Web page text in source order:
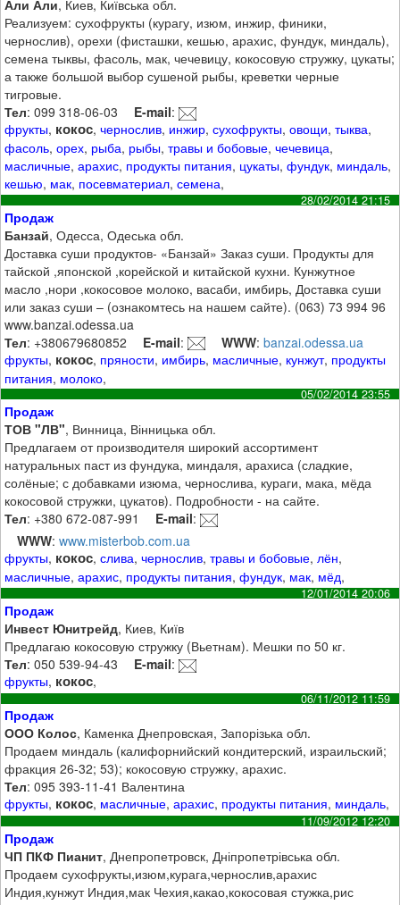
Али Али, Киев, Київська обл.
Реализуем: сухофрукты (курагу, изюм, инжир, финики,
чернослив), орехи (фисташки, кешью, арахис, фундук, миндаль),
семена тыквы, фасоль, мак, чечевицу, кокосовую стружку, цукаты;
а также большой выбор сушеной рыбы, креветки черные
тигровые.
Тел: 099 318-06-03 E-mail:
фрукты, кокос,чернослив, инжир,сухофрукты,овощи,тыква,
фасоль,орех, рыба, рыбы,травы и бобовые,чечевица,
масличные,арахис, продукты питания, цукаты,фундук, миндаль,
кешью, мак, посевматериал,семена,
28/02/2014 21:15
Продаж
Банзай, Одесса, Одеська обл.
Доставка суши продуктов- «Банзай» Заказ суши. Продукты для
тайской ,японской ,корейской и китайской кухни. Кунжутное
масло ,нори ,кокосовое молоко, васаби, имбирь, Доставка суши
или заказ суши – (ознакомтесь на нашем сайте). (063) 73 994 96
www.banzai.odessa.ua
Тел: +380679680852 E-mail: WWW:banzai.odessa.ua
фрукты, кокос, пряности, имбирь, масличные, кунжут, продукты
питания, молоко,
05/02/2014 23:55
Продаж
ТОВ "ЛВ", Винница, Вінницька обл.
Предлагаем от производителя широкий ассортимент
натуральных паст из фундука, миндаля, арахиса (сладкие,
солёные; с добавками изюма, чернослива, кураги, мака, мёда
кокосовой стружки, цукатов). Подробности - на сайте.
Тел: +380 672-087-991 E-mail:
WWW:www.misterbob.com.ua
фрукты, кокос,слива,чернослив,травы и бобовые,лён,
масличные,арахис, продукты питания,фундук, мак, мёд,
12/01/2014 20:06
Продаж
Инвест Юнитрейд, Киев, Київ
Предлагаю кокосовую стружку (Вьетнам). Мешки по 50 кг.
Тел: 050 539-94-43 E-mail:
фрукты, кокос,
06/11/2012 11:59
Продаж
ООО Колос, Каменка Днепровская, Запорізька обл.
Продаем миндаль (калифорнийский кондитерский, израильский;
фракция 26-32; 53); кокосовую стружку, арахис.
Тел: 095 393-11-41 Валентина
фрукты, кокос, масличные,арахис, продукты питания, миндаль,
11/09/2012 12:20
Продаж
ЧП ПКФ Пианит, Днепропетровск, Дніпропетрівська обл.
Продаем сухофрукты,изюм,курага,чернослив,арахис
Индия,кунжут Индия,мак Чехия,какао,кокосовая стужка,рис